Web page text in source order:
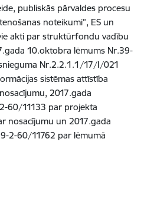
publiskās pārvaldes procesu
noteikumi”, ES un
akti par struktūrfondu vadību
10.oktobra lēmums Nr.39-
Nr.2.2.1.1/17/I/021
sistēmas attīstība
2017.gada
60/11133 par projekta
nosacījumu un 2017.gada
2-60/11762 par lēmumā